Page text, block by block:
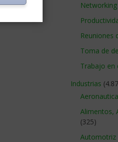
Networking
Reuniones
Toma de
Trabajo en
Industrias
Aeronautica
Alimentos,
(325)
Automotriz